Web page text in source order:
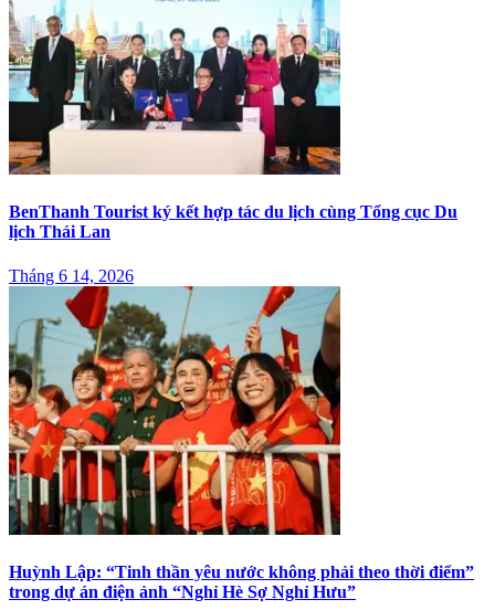
BenThanh Tourist ký kết hợp tác du lịch cùng Tổng cục Du
lịch Thái Lan
Tháng 6 14, 2026
Huỳnh Lập: “Tinh thần yêu nước không phải theo thời điểm”
trong dự án điện ảnh “Nghỉ Hè Sợ Nghỉ Hưu”